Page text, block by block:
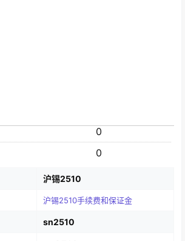
0
0
沪锡2510
沪锡2510手续费和保证金
sn2510